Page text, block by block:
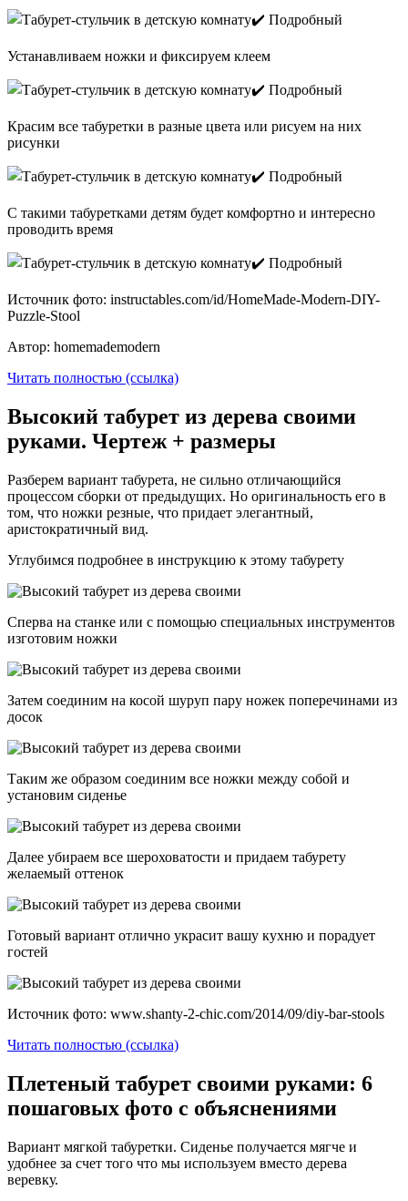
Устанавливаем ножки и фиксируем клеем
Красим все табуретки в разные цвета или рисуем на них
рисунки
С такими табуретками детям будет комфортно и интересно
проводить время
Источник фото: instructables.com/id/HomeMade-Modern-DIY-
Puzzle-Stool
Автор: homemademodern
Читать полностью (ссылка)
Высокий табурет из дерева своими
руками. Чертеж + размеры
Разберем вариант табурета, не сильно отличающийся
процессом сборки от предыдущих. Но оригинальность его в
том, что ножки резные, что придает элегантный,
аристократичный вид.
Углубимся подробнее в инструкцию к этому табурету
Сперва на станке или с помощью специальных инструментов
изготовим ножки
Затем соединим на косой шуруп пару ножек поперечинами из
досок
Таким же образом соединим все ножки между собой и
установим сиденье
Далее убираем все шероховатости и придаем табурету
желаемый оттенок
Готовый вариант отлично украсит вашу кухню и порадует
гостей
Источник фото: www.shanty-2-chic.com/2014/09/diy-bar-stools
Читать полностью (ссылка)
Плетеный табурет своими руками: 6
пошаговых фото с объяснениями
Вариант мягкой табуретки. Сиденье получается мягче и
удобнее за счет того что мы используем вместо дерева
веревку.